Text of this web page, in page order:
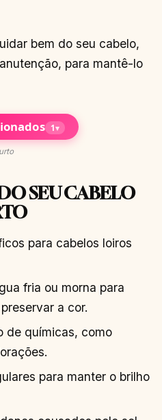
bem do seu cabelo,
para mantê-lo
1▾
SEU CABELO
para cabelos loiros
fria ou morna para
a cor.
de químicas, como
para manter o brilho